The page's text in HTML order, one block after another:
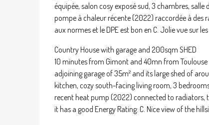
équipée, salon cosy exposé sud, 3 chambres,
pompe à chaleur récente (2022) raccordée à des
aux normes et le DPE est bon en C. Jolie vue sur
Country House with garage and 200sqm SHED
10 minutes from Gimont and 40mn from
adjoining garage of 35m² and its large shed of
kitchen, cozy south-facing living room, 3
recent heat pump (2022) connected to radiators,
it has a good Energy Rating: C. Nice view of the